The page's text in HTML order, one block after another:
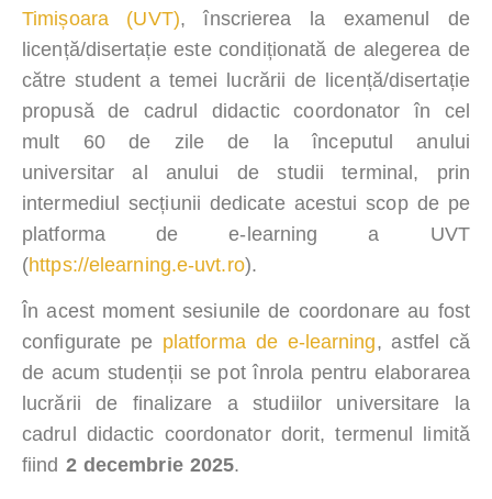
Timișoara (UVT), înscrierea la examenul de
licență/disertație este condiționată de alegerea de
către student a temei lucrării de licență/disertație
propusă de cadrul didactic coordonator în cel
mult 60 de zile de la începutul anului
universitar al anului de studii terminal, prin
intermediul secțiunii dedicate acestui scop de pe
platforma de e-learning a UVT
(https://elearning.e-uvt.ro).
În acest moment sesiunile de coordonare au fost
configurate pe platforma de e-learning, astfel că
de acum studenții se pot înrola pentru elaborarea
lucrării de finalizare a studiilor universitare la
cadrul didactic coordonator dorit, termenul limită
fiind 2 decembrie 2025.